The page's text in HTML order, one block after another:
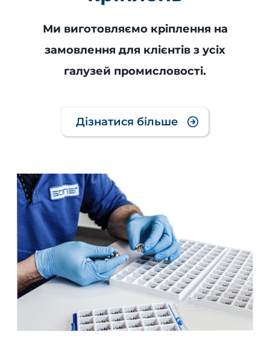
Ми виготовляємо кріплення на
замовлення для клієнтів з усіх
галузей промисловості.
Дізнатися більше